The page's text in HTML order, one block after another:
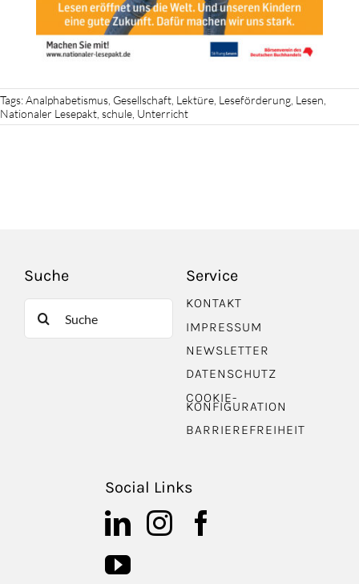
Tags:Analphabetismus, Gesellschaft, Lektüre, Leseförderung, Lesen
Nationaler Lesepakt, schule, Unterricht
Suche
Suche
nach:
Service
KONTAKT
IMPRESSUM
NEWSLETTER
DATENSCHUTZ
COOKIE-
KONFIGURATION
BARRIEREFREIHEIT
Social Links